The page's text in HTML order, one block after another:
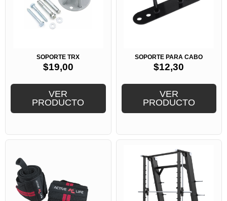
SOPORTE TRX
$19,00
VER
PRODUCTO
SOPORTE PARA CABO
$12,30
VER
PRODUCTO